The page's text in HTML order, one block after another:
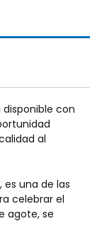
disponible con
al
, es una de las
celebrar el
agote, se